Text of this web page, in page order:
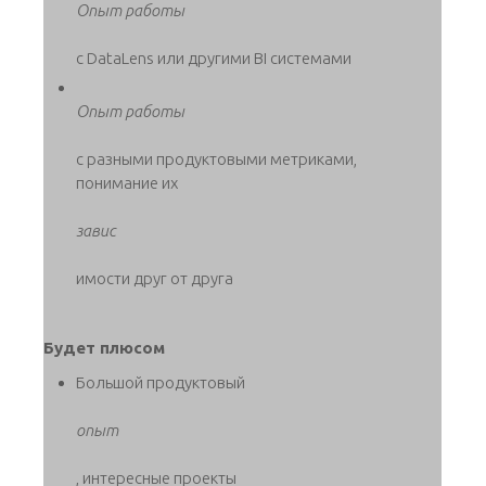
Опыт работы
с DataLens или другими BI системами
Опыт работы
с разными продуктовыми метриками,
понимание их
завис
имости друг от друга
Будет плюсом
Большой продуктовый
опыт
, интересные проекты